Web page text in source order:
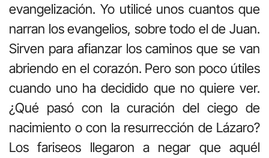
evangelización. Yo utilicé unos cuantos que
narran los evangelios, sobre todo el de Juan.
Sirven para afianzar los caminos que se van
abriendo en el corazón. Pero son poco útiles
cuando uno ha decidido que no quiere ver.
¿Qué pasó con la curación del ciego de
nacimiento o con la resurrección de Lázaro?
Los fariseos llegaron a negar que aquél